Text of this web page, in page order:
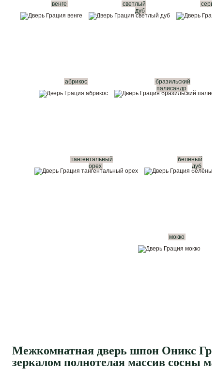
венге
светлый
дуб
абрикос
бразильский
палисандр
тангентальный
орех
белёный
дуб
мокко
Межкомнатная дверь шпон Оникс
зеркалом полнотелая массив сосны